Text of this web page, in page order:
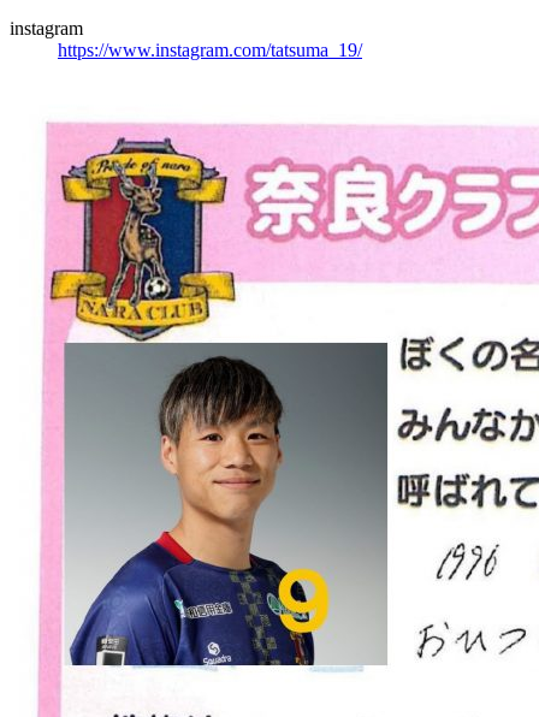
instagram
https://www.instagram.com/tatsuma_19/